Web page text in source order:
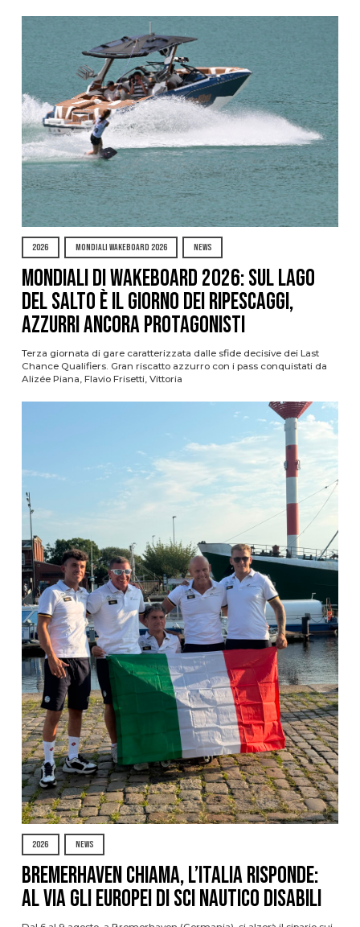
2026 MONDIALI WAKEBOARD 2026 NEWS
Mondiali di Wakeboard 2026: sul Lago
del Salto è il giorno dei ripescaggi,
azzurri ancora protagonisti
Terza giornata di gare caratterizzata dalle sfide decisive dei Last
Chance Qualifiers. Gran riscatto azzurro con i pass conquistati da
Alizée Piana, Flavio Frisetti, Vittoria
2026 NEWS
Bremerhaven chiama, l’Italia risponde:
al via gli Europei di Sci Nautico Disabili